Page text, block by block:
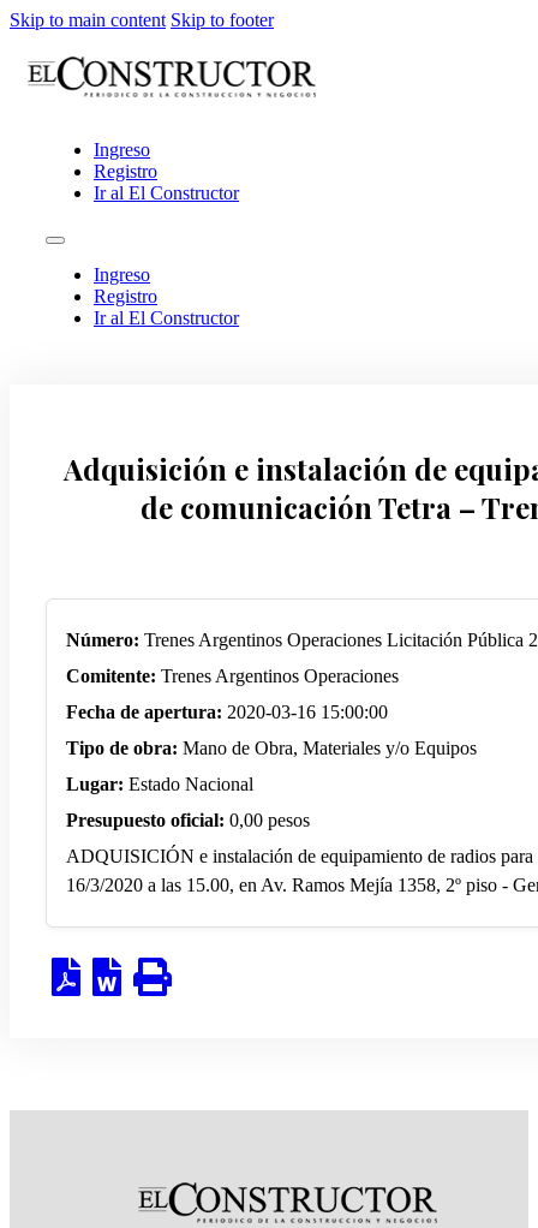
Skip to main content Skip to footer
Ingreso
Registro
Ir al El Constructor
Ingreso
Registro
Ir al El Constructor
Adquisición e instalación de
de comunicación Tetra –
Número: Trenes Argentinos Operaciones Licitación Pública
Comitente: Trenes Argentinos Operaciones
Fecha de apertura: 2020-03-16 15:00:00
Tipo de obra: Mano de Obra, Materiales y/o Equipos
Lugar: Estado Nacional
Presupuesto oficial: 0,00 pesos
ADQUISICIÓN e instalación de equipamiento de radios
16/3/2020 a las 15.00, en Av. Ramos Mejía 1358, 2º piso -